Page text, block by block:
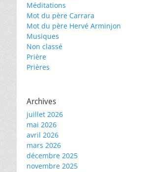
Méditations
Mot du père Carrara
Mot du père Hervé Arminjon
Musiques
Non classé
Prière
Prières
Archives
juillet 2026
mai 2026
avril 2026
mars 2026
décembre 2025
novembre 2025